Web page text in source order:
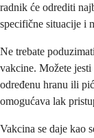
radnik će odrediti
specifične situacije i
Ne trebate
vakcine. Možete
određenu hranu ili
omogućava lak
Vakcina se daje kao